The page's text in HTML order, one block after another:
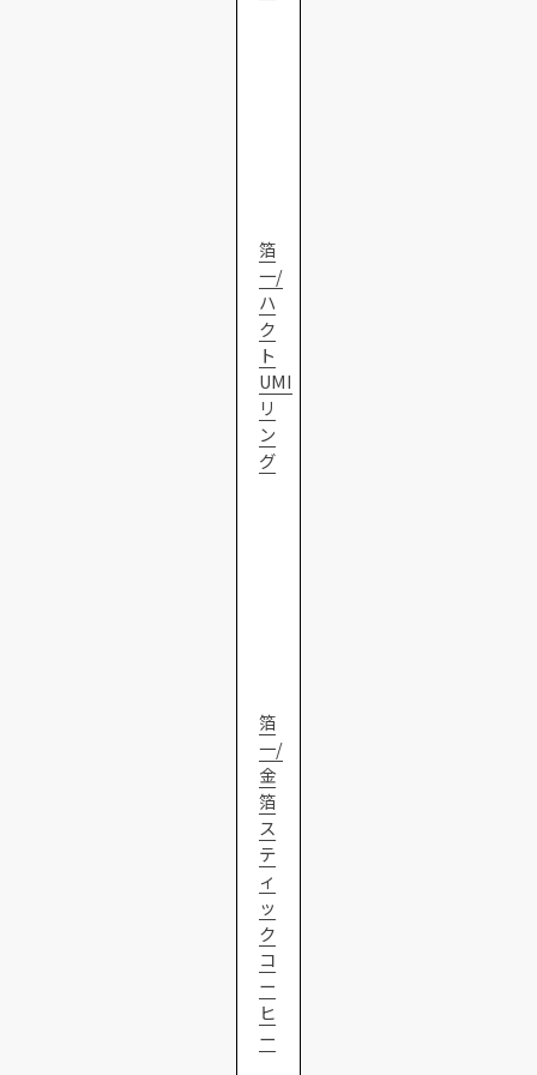
箔
一/
ハ
ク
ト
UMI
リ
ン
グ
箔
一/
金
箔
ス
テ
ィ
ッ
ク
コ
ー
ヒ
ー